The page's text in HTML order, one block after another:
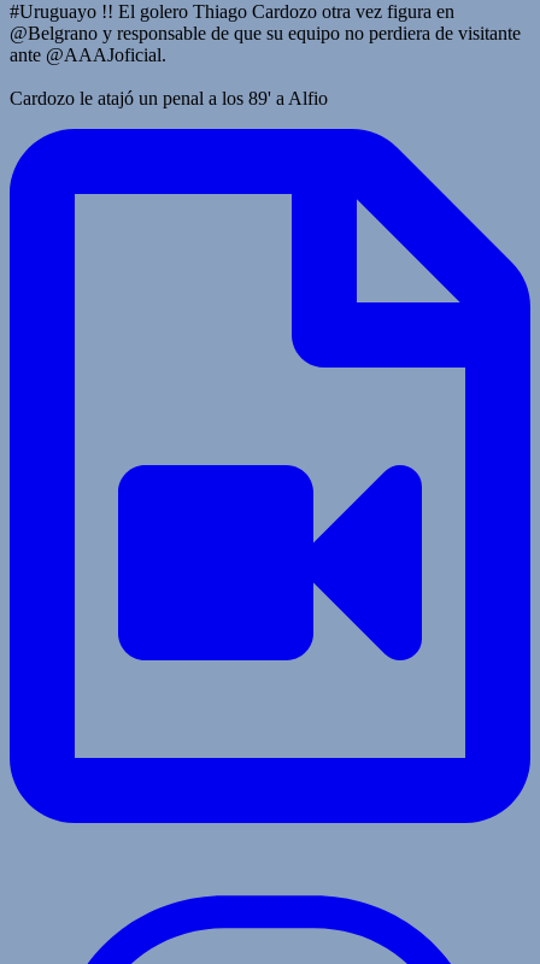
#Uruguayo !! El golero Thiago Cardozo otra vez figura en
@Belgrano y responsable de que su equipo no perdiera de visitante
ante @AAAJoficial.
Cardozo le atajó un penal a los 89' a Alfio